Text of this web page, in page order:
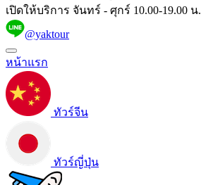
เปิดให้บริการ จันทร์ - ศุกร์ 10.00-19.00 น.
@yaktour
หน้าแรก
ทัวร์จีน
ทัวร์ญี่ปุ่น